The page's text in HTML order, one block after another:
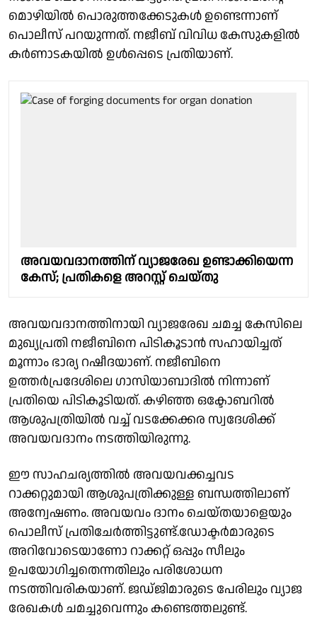
മൊഴിയിൽ പൊരുത്തക്കേടുകൾ ഉണ്ടെന്നാണ്
പൊലീസ് പറയുന്നത്. നജീബ് വിവിധ കേസുകളിൽ
കർണാടകയിൽ ഉൾപ്പെടെ പ്രതിയാണ്.
അവയവദാനത്തിന് വ്യാജരേഖ ഉണ്ടാക്കിയെന്ന
കേസ്; പ്രതികളെ അറസ്റ്റ് ചെയ്തു
അവയവദാനത്തിനായി വ്യാജരേഖ ചമച്ച കേസിലെ
മുഖ്യപ്രതി നജീബിനെ പിടികൂടാൻ സഹായിച്ചത്
മൂന്നാം ഭാര്യ റഷീദയാണ്. നജീബിനെ
ഉത്തര്‍പ്രദേശിലെ ഗാസിയാബാദില്‍ നിന്നാണ്
പ്രതിയെ പിടികൂടിയത്. കഴിഞ്ഞ ഒക്ടോബറില്‍
ആശുപത്രിയില്‍ വച്ച് വടക്കേക്കര സ്വദേശിക്ക്
അവയവദാനം നടത്തിയിരുന്നു.
ഈ സാഹചര്യത്തില്‍ അവയവക്കച്ചവട
റാക്കറ്റുമായി ആശുപത്രിക്കുള്ള ബന്ധത്തിലാണ്
അന്വേഷണം. അവയവം ദാനം ചെയ്തയാളെയും
പൊലീസ് പ്രതിചേര്‍ത്തിട്ടുണ്ട്.ഡോക്ടര്‍മാരുടെ
അറിവോടെയാണോ റാക്കറ്റ് ഒപ്പും സീലും
ഉപയോഗിച്ചതെന്നതിലും പരിശോധന
നടത്തിവരികയാണ്. ജഡ്ജിമാരുടെ പേരിലും വ്യാജ
രേഖകള്‍ ചമച്ചുവെന്നും കണ്ടെത്തലുണ്ട്.